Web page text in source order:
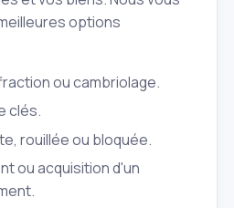
options
ou cambriolage.
clés.
rouillée ou bloquée.
ou acquisition d'un